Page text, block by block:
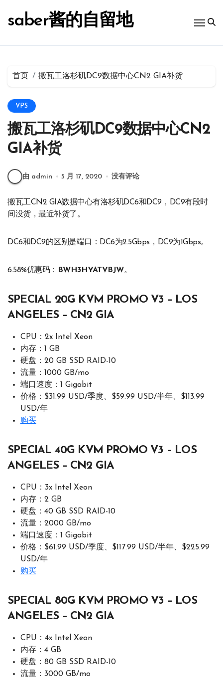
saber酱的自留地
首页 搬瓦工洛杉矶DC9数据中心CN2 GIA补货
VPS
搬瓦工洛杉矶DC9数据中心CN2
GIA补货
由 admin 5 月 17, 2020 没有评论
搬瓦工CN2 GIA数据中心有洛杉矶DC6和DC9，DC9有段时
间没货，最近补货了。
DC6和DC9的区别是端口：DC6为2.5Gbps，DC9为1Gbps。
6.58%优惠码： BWH3HYATVBJW。
SPECIAL 20G KVM PROMO V3 – LOS
ANGELES – CN2 GIA
CPU：2x Intel Xeon
内存：1 GB
硬盘：20 GB SSD RAID-10
流量：1000 GB/mo
端口速度：1 Gigabit
价格：$31.99 USD/季度、$59.99 USD/半年、$113.99
USD/年
购买
SPECIAL 40G KVM PROMO V3 – LOS
ANGELES – CN2 GIA
CPU：3x Intel Xeon
内存：2 GB
硬盘：40 GB SSD RAID-10
流量：2000 GB/mo
端口速度：1 Gigabit
价格：$61.99 USD/季度、$117.99 USD/半年、$225.99
USD/年
购买
SPECIAL 80G KVM PROMO V3 – LOS
ANGELES – CN2 GIA
CPU：4x Intel Xeon
内存：4 GB
硬盘：80 GB SSD RAID-10
流量：3000 GB/mo